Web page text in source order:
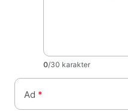
0/30 karakter
Ad *